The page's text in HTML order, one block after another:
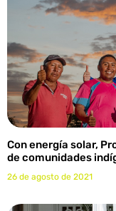
Con energía solar,
de comunidades
26 de agosto de 2021